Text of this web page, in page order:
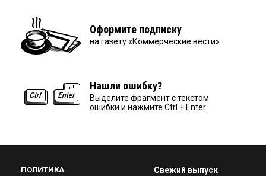
Оформите подписку
на газету «Коммерческие вести»
Нашли ошибку?
Выделите фрагмент с текстом
ошибки и нажмите Ctrl + Enter.
ПОЛИТИКА Свежий выпуск